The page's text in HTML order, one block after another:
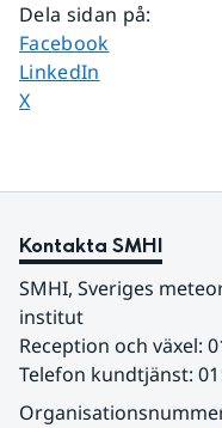
Dela sidan på:
Dela sidan på
Facebook
Dela sidan på
LinkedIn
Dela sidan på
X
Kontakta SMHI
SMHI, Sveriges
institut
Reception och växel:
Telefon kundtjänst: